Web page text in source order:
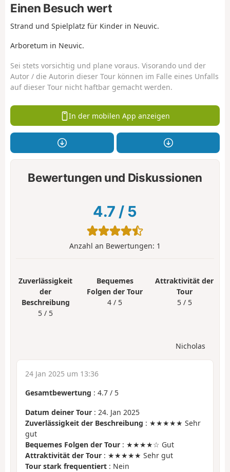
Einen Besuch wert
Strand und Spielplatz für Kinder in Neuvic.
Arboretum in Neuvic.
Sei stets vorsichtig und plane voraus. Visorando und der
Autor / die Autorin dieser Tour können im Falle eines Unfalls
auf dieser Tour nicht haftbar gemacht werden.
In der mobilen App anzeigen
Bewertungen und Diskussionen
4.7 / 5
Anzahl an Bewertungen: 1
Zuverlässigkeit
der
Beschreibung
5 / 5
Bequemes
Folgen der Tour
4 / 5
Attraktivität der
Tour
5 / 5
Nicholas
24 Jan 2025 um 13:36
Gesamtbewertung : 4.7 / 5
Datum deiner Tour : 24. Jan 2025
Zuverlässigkeit der Beschreibung : ★★★★★ Sehr
gut
Bequemes Folgen der Tour : ★★★★☆ Gut
Attraktivität der Tour : ★★★★★ Sehr gut
Tour stark frequentiert : Nein